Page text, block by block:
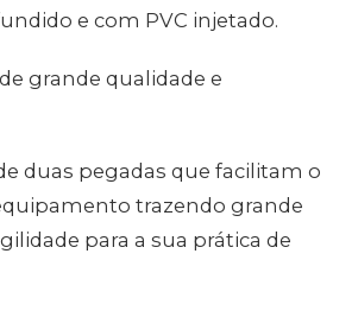
e com PVC injetado.
grande qualidade e
duas pegadas que facilitam o
trazendo grande
para a sua prática de